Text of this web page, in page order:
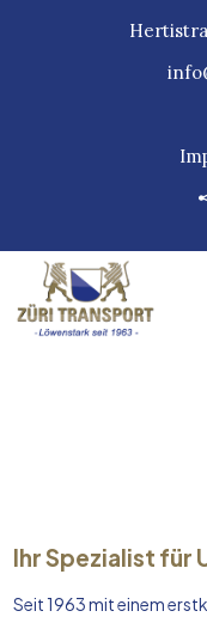
Ihr Spezialist für
Seit 1963 mit einem